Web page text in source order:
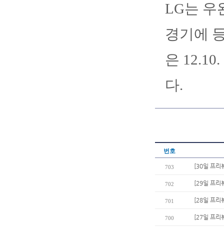
LG는 우
경기에
은
다.
번호
703 [30일 프리
702 [29일 프리
701 [28일 프리
700 [27일 프리